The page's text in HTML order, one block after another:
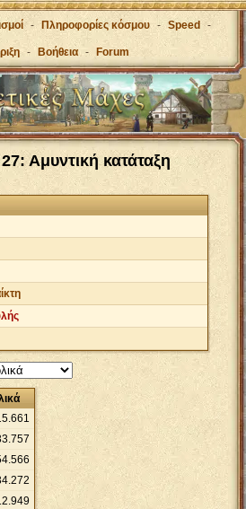
- Πληροφορίες κόσμου - Speed -
- Βοήθεια - Forum
Αμυντική κατάταξη
.661
.757
.566
.272
.949